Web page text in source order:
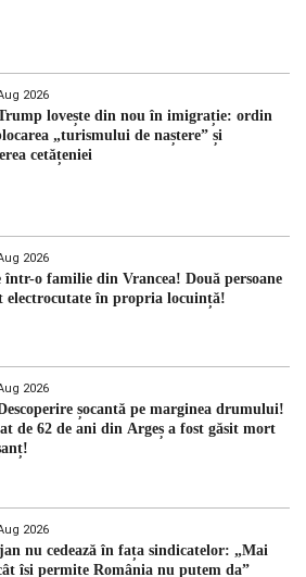
2026
lovește din nou în imigrație: ordin
„turismului de naștere” și
cetățeniei
2026
într-o familie din Vrancea! Două persoane
electrocutate în propria locuință!
2026
șocantă pe marginea drumului!
de 62 de ani din Argeș a fost găsit mort
2026
nu cedează în fața sindicatelor: „Mai
își permite România nu putem da”